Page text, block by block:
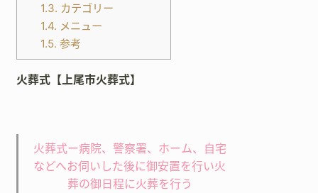
1.3. カテゴリー
1.4. メニュー
1.5. 参考
火葬式【上尾市火葬式】
火葬式ー病院、警察署、ホーム、自宅
などへお伺いした後に御安置を行い火
葬の御日程に火葬を行う